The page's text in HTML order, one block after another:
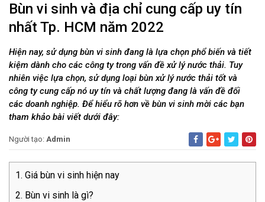
Bùn vi sinh và địa chỉ cung cấp uy tín
nhất Tp. HCM năm 2022
Hiện nay, sử dụng bùn vi sinh đang là lựa chọn phổ biến và tiết
kiệm dành cho các công ty trong vấn đề xử lý nước thải. Tuy
nhiên việc lựa chọn, sử dụng loại bùn xử lý nước thải tốt và
công ty cung cấp nó uy tín và chất lượng đang là vấn đề đối
các doanh nghiệp. Để hiểu rõ hơn về bùn vi sinh mời các bạn
tham khảo bài viết dưới đây:
Người tạo: Admin
Giá bùn vi sinh hiện nay
Bùn vi sinh là gì?